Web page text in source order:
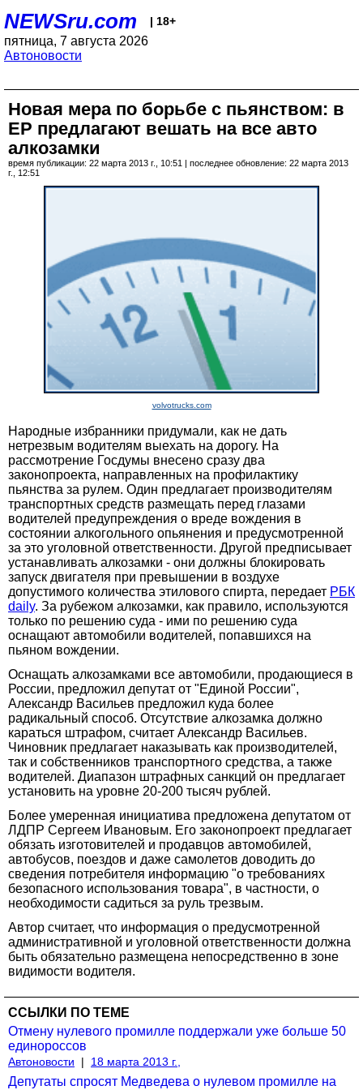
NEWSru.com | 18+
пятница, 7 августа 2026
Автоновости
Новая мера по борьбе с пьянством: в
ЕР предлагают вешать на все авто
алкозамки
время публикации: 22 марта 2013 г., 10:51 | последнее обновление: 22 марта 2013
г., 12:51
volvotrucks.com
Народные избранники придумали, как не дать
нетрезвым водителям выехать на дорогу. На
рассмотрение Госдумы внесено сразу два
законопроекта, направленных на профилактику
пьянства за рулем. Один предлагает производителям
транспортных средств размещать перед глазами
водителей предупреждения о вреде вождения в
состоянии алкогольного опьянения и предусмотренной
за это уголовной ответственности. Другой предписывает
устанавливать алкозамки - они должны блокировать
запуск двигателя при превышении в воздухе
допустимого количества этилового спирта, передает РБК
daily. За рубежом алкозамки, как правило, используются
только по решению суда - ими по решению суда
оснащают автомобили водителей, попавшихся на
пьяном вождении.
Оснащать алкозамками все автомобили, продающиеся в
России, предложил депутат от "Единой России",
Александр Васильев предложил куда более
радикальный способ. Отсутствие алкозамка должно
караться штрафом, считает Александр Васильев.
Чиновник предлагает наказывать как производителей,
так и собственников транспортного средства, а также
водителей. Диапазон штрафных санкций он предлагает
установить на уровне 20-200 тысяч рублей.
Более умеренная инициатива предложена депутатом от
ЛДПР Сергеем Ивановым. Его законопроект предлагает
обязать изготовителей и продавцов автомобилей,
автобусов, поездов и даже самолетов доводить до
сведения потребителя информацию "о требованиях
безопасного использования товара", в частности, о
необходимости садиться за руль трезвым.
Автор считает, что информация о предусмотренной
административной и уголовной ответственности должна
быть обязательно размещена непосредственно в зоне
видимости водителя.
ССЫЛКИ ПО ТЕМЕ
Отмену нулевого промилле поддержали уже больше 50
единороссов
Автоновости | 18 марта 2013 г.,
Депутаты спросят Медведева о нулевом промилле на